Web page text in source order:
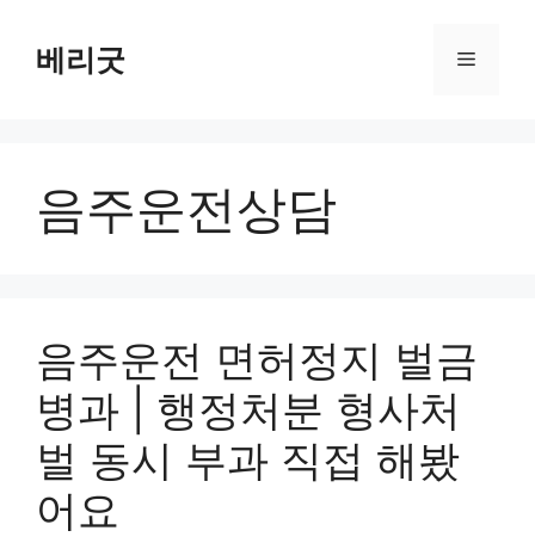
베리굿 메
음주운전상담
음주운전 면허정지 벌금
병과 | 행정처분 형사처
벌 동시 부과 직접 해봤
어요